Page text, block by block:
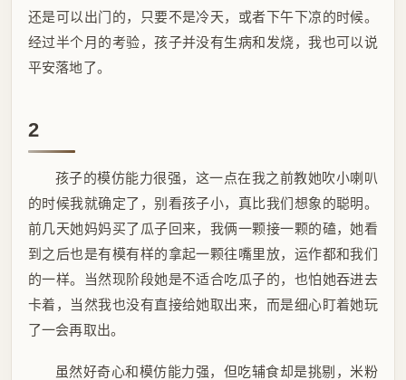
还是可以出门的，只要不是冷天，或者下午下凉的时候。
经过半个月的考验，孩子并没有生病和发烧，我也可以说
平安落地了。
2
孩子的模仿能力很强，这一点在我之前教她吹小喇叭
的时候我就确定了，别看孩子小，真比我们想象的聪明。
前几天她妈妈买了瓜子回来，我俩一颗接一颗的磕，她看
到之后也是有模有样的拿起一颗往嘴里放，运作都和我们
的一样。当然现阶段她是不适合吃瓜子的，也怕她吞进去
卡着，当然我也没有直接给她取出来，而是细心盯着她玩
了一会再取出。
虽然好奇心和模仿能力强，但吃辅食却是挑剔，米粉